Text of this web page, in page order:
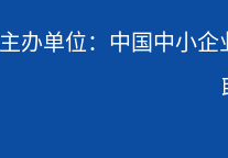
主办单位：中国中小